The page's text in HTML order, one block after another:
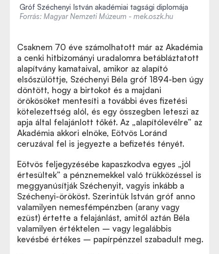
Gróf Széchenyi István akadémiai tagsági diplomája
Forrás: Magyar Nemzeti Múzeum - mek.oszk.hu
Csaknem 70 éve számolhatott már az Akadémia
a cenki hitbizományi uradalomra betábláztatott
alapítvány kamataival, amikor az alapító
elsőszülöttje, Széchenyi Béla gróf 1894-ben úgy
döntött, hogy a birtokot és a majdani
örökösöket mentesíti a további éves fizetési
kötelezettség alól, és egy összegben leteszi az
apja által felajánlott tőkét. Az „alapítólevélre” az
Akadémia akkori elnöke, Eötvös Loránd
ceruzával fel is jegyezte a befizetés tényét.
Eötvös feljegyzésébe kapaszkodva egyes „jól
értesültek” a pénznemekkel való trükközéssel is
meggyanúsítják Széchenyit, vagyis inkább a
Széchenyi-örököst. Szerintük István gróf anno
valamilyen nemesfémpénzben (arany vagy
ezüst) értette a felajánlást, amitől aztán Béla
valamilyen értéktelen – vagy legalábbis
kevésbé értékes – papírpénzzel szabadult meg.